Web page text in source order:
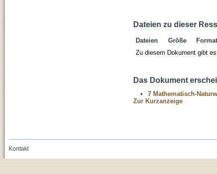
Dateien zu dieser
Dateien Größe
Format
Zu diesem Dokument gibt
Das Dokument
7 Mathematisch-
Zur Kurzanzeige
Kontakt